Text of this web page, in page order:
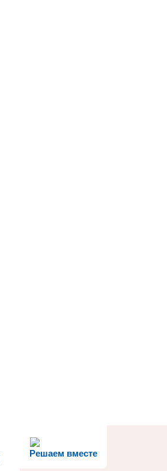
Решаем вместе